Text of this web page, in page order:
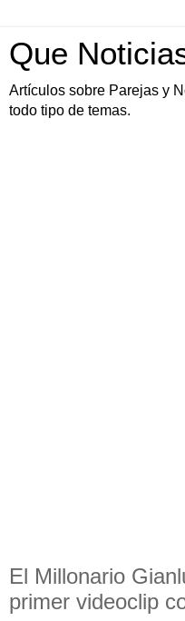
Que
Artículos sobre Parejas y
todo tipo de temas.
El Millonario
primer videoclip